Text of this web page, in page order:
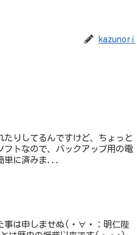
kazunori
りしてるんですけど、ちょっと
フトなので、バックアップ用の電
単に済みま...
事は申しませぬ(・∀・；明仁陛